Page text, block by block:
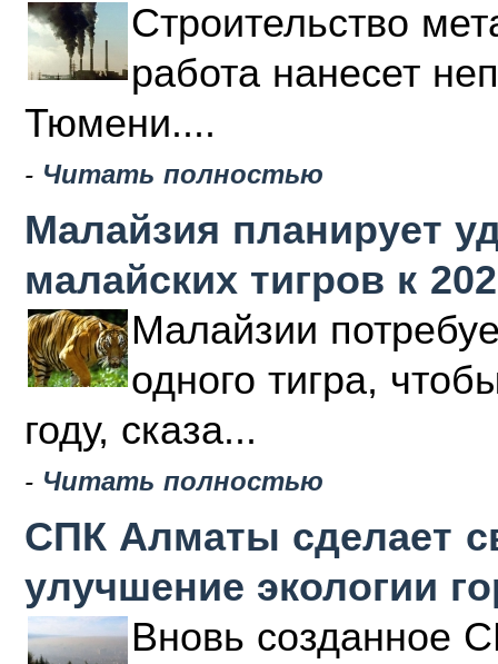
Строительство
работа нанесет
Тюмени....
- Читать полностью
Малайзия планирует
малайских тигров к
Малайзии
одного тигра,
году, сказа...
- Читать полностью
СПК Алматы сделает
улучшение экологии
Вновь созданное